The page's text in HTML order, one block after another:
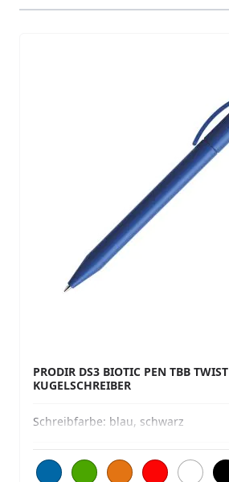
PRODIR DS3 BIOTIC PEN TBB TWIST
KUGELSCHREIBER
Schreibfarbe: blau, schwarz